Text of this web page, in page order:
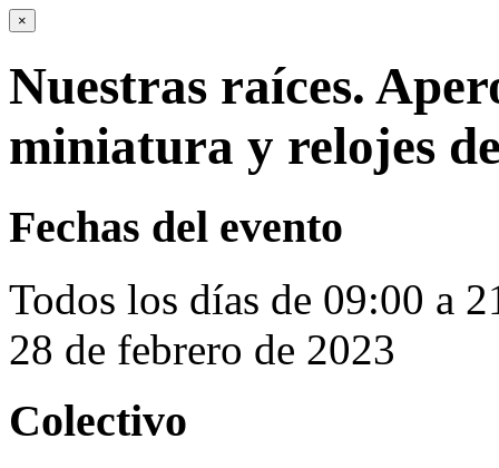
×
Nuestras raíces.
miniatura y relojes
Fechas del evento
Todos los días de 09:00 a
28 de febrero de 2023
Colectivo